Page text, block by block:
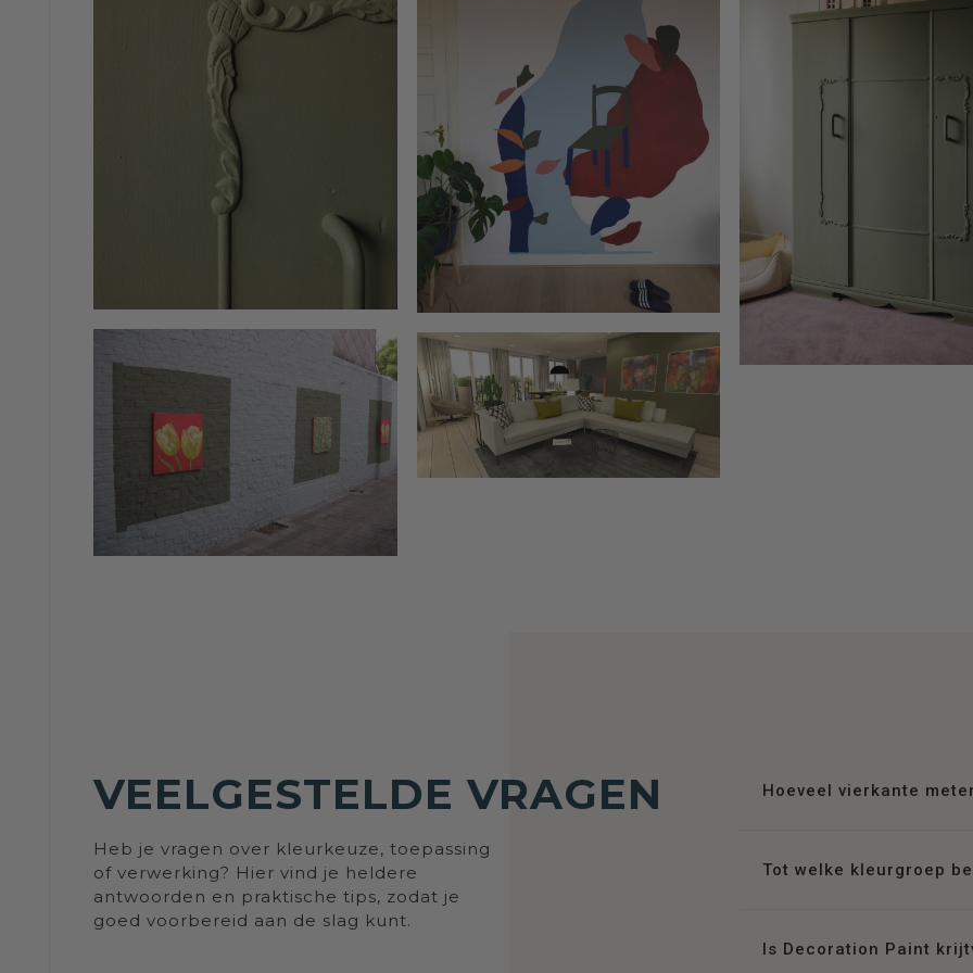
VEELGESTELDE VRAGEN
Heb je vragen over kleurkeuze, toepassing
of verwerking? Hier vind je heldere
antwoorden en praktische tips, zodat je
goed voorbereid aan de slag kunt.
Hoeveel vierkante
Tot welke kleurgroep
Is Decoration Paint